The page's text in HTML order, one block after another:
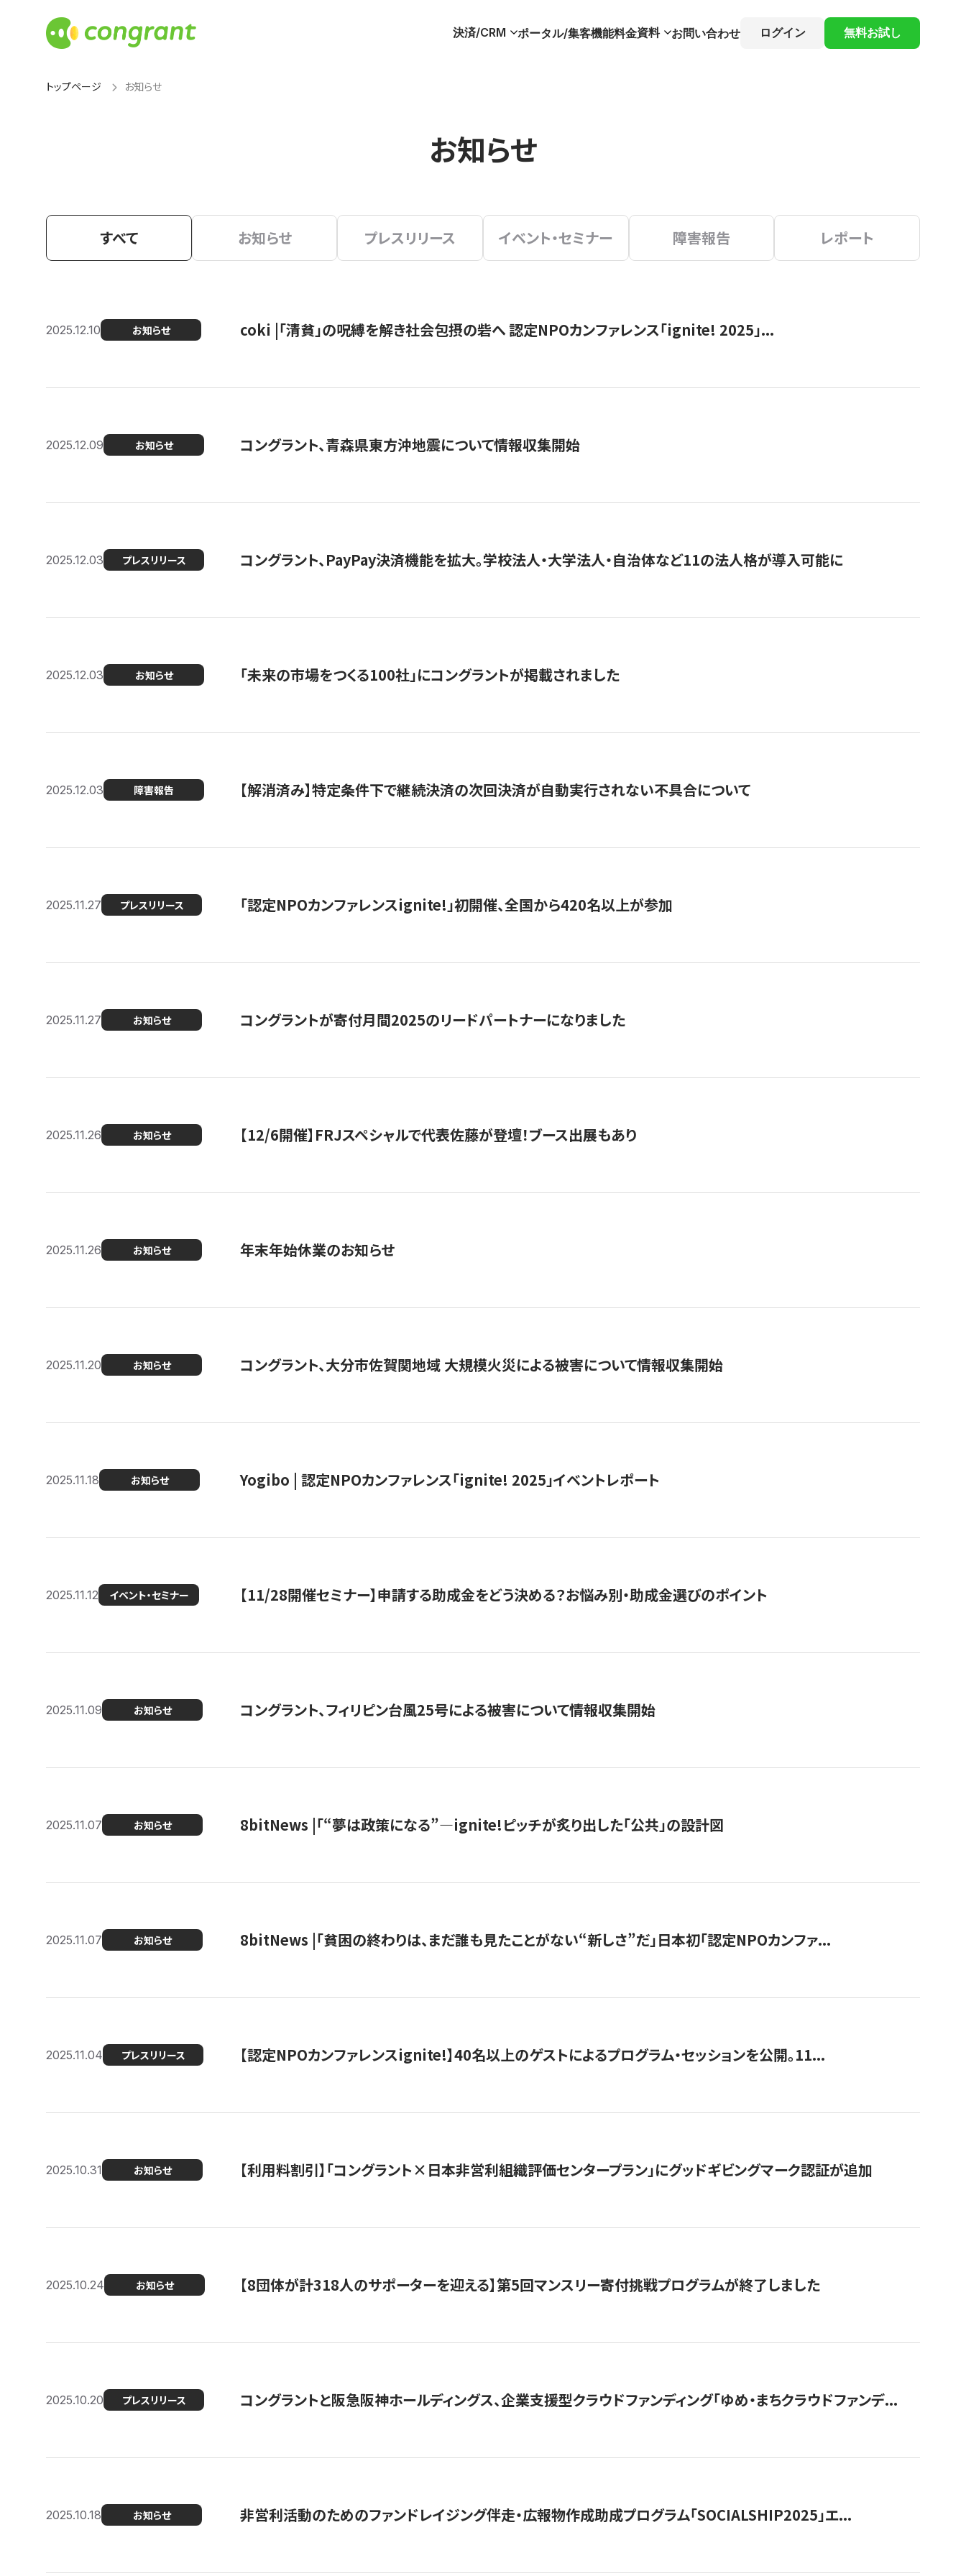
決済/CRM ポータル/集客機能料金資料 お問い合わせ ログイン 無料お試し
トップページ お知らせ
お知らせ
すべて お知らせ プレスリリース イベント・セミナー 障害報告 レポート
2025.12.10 お知らせ coki |「清貧」の呪縛を解き社会包摂の砦へ 認定NPOカンファレンス「ignite! 2025」...
2025.12.09 お知らせ コングラント、青森県東方沖地震について情報収集開始
2025.12.03 プレスリリース コングラント、PayPay決済機能を拡大。学校法人・大学法人・自治体など11の法人格が導入可能に
2025.12.03 お知らせ 「未来の市場をつくる100社」にコングラントが掲載されました
2025.12.03 障害報告 【解消済み】特定条件下で継続決済の次回決済が自動実行されない不具合について
2025.11.27 プレスリリース 「認定NPOカンファレンスignite!」初開催、全国から420名以上が参加
2025.11.27 お知らせ コングラントが寄付月間2025のリードパートナーになりました
2025.11.26 お知らせ 【12/6開催】FRJスペシャルで代表佐藤が登壇！ブース出展もあり
2025.11.26 お知らせ 年末年始休業のお知らせ
2025.11.20 お知らせ コングラント、大分市佐賀関地域 大規模火災による被害について情報収集開始
2025.11.18 お知らせ Yogibo | 認定NPOカンファレンス「ignite! 2025」イベントレポート
2025.11.12 イベント・セミナー 【11/28開催セミナー】申請する助成金をどう決める？お悩み別・助成金選びのポイント
2025.11.09 お知らせ コングラント、フィリピン台風25号による被害について情報収集開始
2025.11.07 お知らせ 8bitNews |「“夢は政策になる”—ignite!ピッチが炙り出した「公共」の設計図
2025.11.07 お知らせ 8bitNews |「貧困の終わりは、まだ誰も見たことがない“新しさ”だ」日本初「認定NPOカンファ...
2025.11.04 プレスリリース 【認定NPOカンファレンスignite!】40名以上のゲストによるプログラム・セッションを公開。11...
2025.10.31 お知らせ 【利用料割引】「コングラント×日本非営利組織評価センタープラン」にグッドギビングマーク認証が追加
2025.10.24 お知らせ 【8団体が計318人のサポーターを迎える】​​第5回マンスリー寄付挑戦プログラムが終了しました
2025.10.20 プレスリリース コングラントと阪急阪神ホールディングス、企業支援型クラウドファンディング「ゆめ・まちクラウドファンデ...
2025.10.18 お知らせ 非営利活動のためのファンドレイジング伴走・広報物作成助成プログラム「SOCIALSHIP2025」エ...